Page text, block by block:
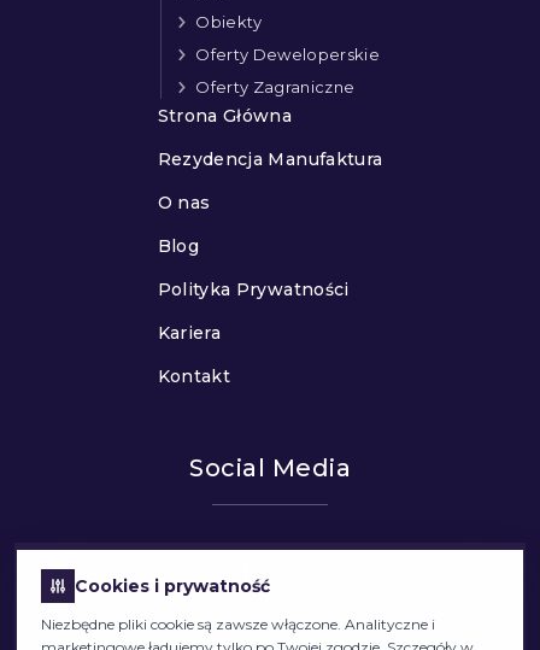
Obiekty
Oferty Deweloperskie
Oferty Zagraniczne
Strona Główna
Rezydencja Manufaktura
O nas
Blog
Polityka Prywatności
Kariera
Kontakt
Social Media
Cookies i prywatność
Niezbędne pliki cookie są zawsze włączone. Analityczne i